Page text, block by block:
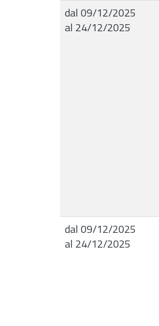
dal 09/12/2025
al 24/12/2025
dal 09/12/2025
al 24/12/2025